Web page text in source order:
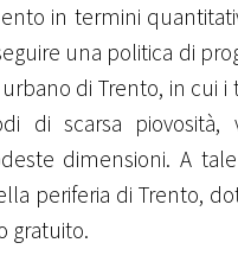
in termini
una politica di
di Trento, in cui i
di scarsa piovosità,
dimensioni. A
periferia di Trento,
gratuito.